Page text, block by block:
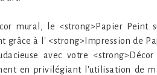
mural, le <strong>Papier Peint
à l' <strong>Impression de
avec votre
en privilégiant l'utilisation de